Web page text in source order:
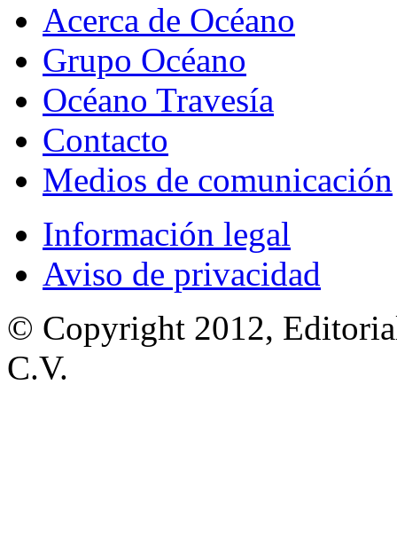
Acerca de Océano
Grupo Océano
Océano Travesía
Contacto
Medios de comunicación
Información legal
Aviso de privacidad
© Copyright 2012,
C.V.